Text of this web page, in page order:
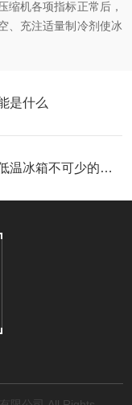
缩机各项指标正常后，
、充注适量制冷剂使冰
是什么
做好日常的维护保养是超低温冰箱不可少的责任！